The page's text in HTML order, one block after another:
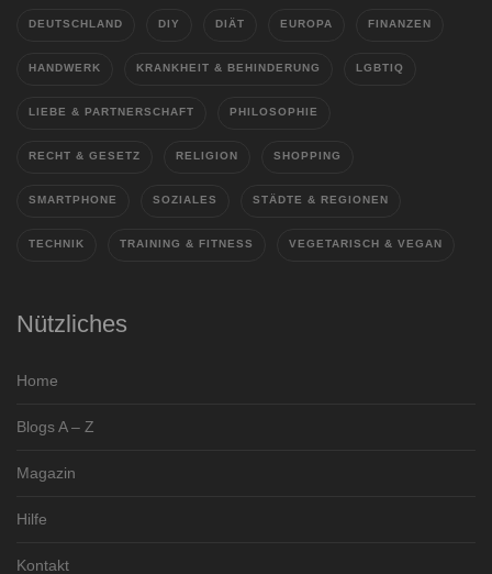
DEUTSCHLAND DIY DIÄT EUROPA FINANZEN
HANDWERK KRANKHEIT & BEHINDERUNG LGBTIQ
LIEBE & PARTNERSCHAFT PHILOSOPHIE
RECHT & GESETZ RELIGION SHOPPING
SMARTPHONE SOZIALES STÄDTE & REGIONEN
TECHNIK TRAINING & FITNESS VEGETARISCH & VEGAN
Nützliches
Home
Blogs A – Z
Magazin
Hilfe
Kontakt